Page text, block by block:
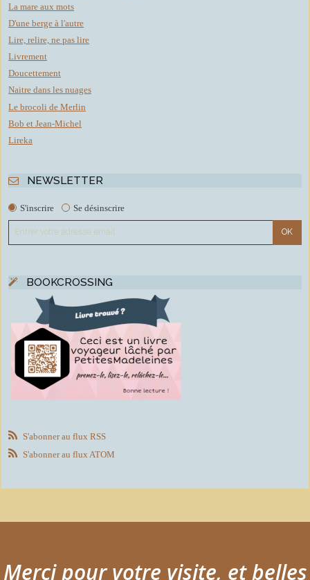
La mare aux mots
D'une berge à l'autre
Lire, relire, ne pas lire
Livrement
Doucettement
Naitre dans les nuages
Le brocoli de Merlin
Bob et Jean-Michel
Lireka
NEWSLETTER
S'inscrire Se désinscrire
BOOKCROSSING
S'abonner au flux RSS
S'abonner au flux ATOM
Merci pour votre visite, et belles